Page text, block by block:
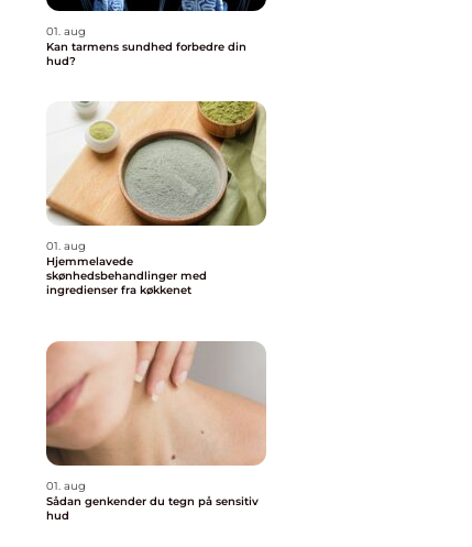
01. aug
Kan tarmens sundhed forbedre din
hud?
01. aug
Hjemmelavede
skønhedsbehandlinger med
ingredienser fra køkkenet
01. aug
Sådan genkender du tegn på sensitiv
hud